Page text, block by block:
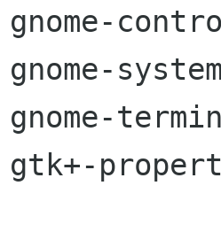
gnome-
gnome-
gnome-
gtk+-